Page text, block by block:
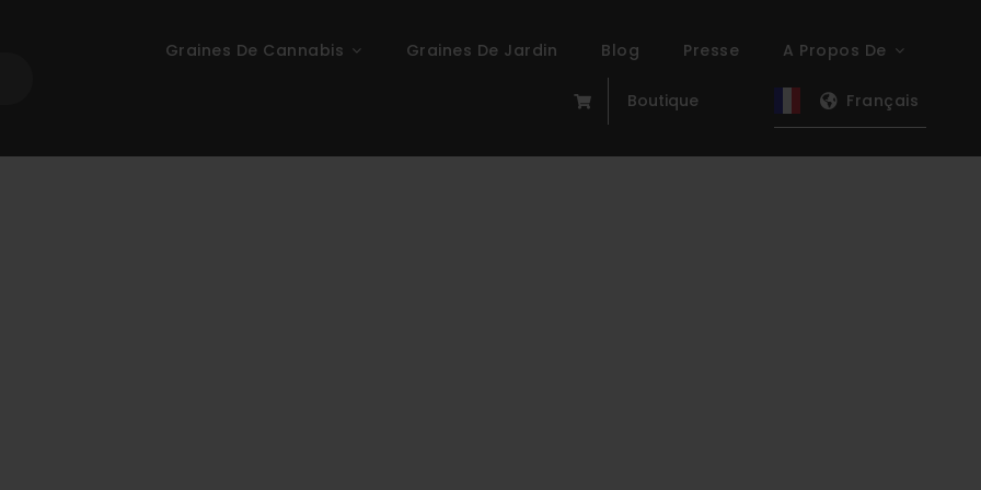
Graines De Cannabis Graines De Jardin Blog Presse A Propos De
Boutique Français